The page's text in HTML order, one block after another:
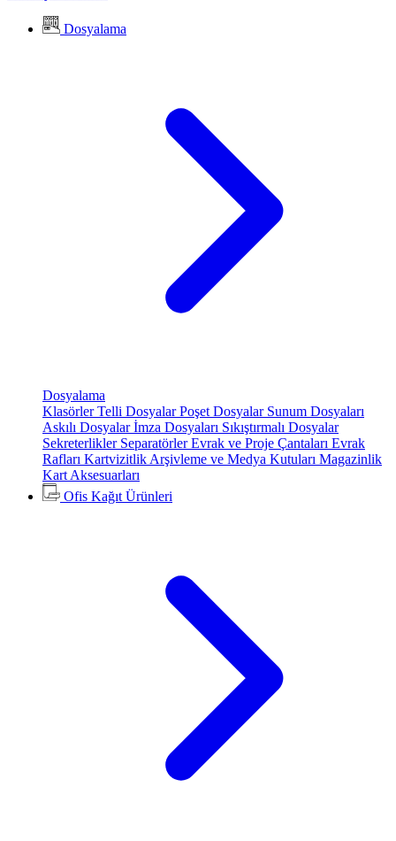
Dosyalama
Dosyalama
KlasörlerTelli DosyalarPoşet Dosyalar Sunum Dosyaları
Askılı Dosyalarİmza Dosyaları Sıkıştırmalı Dosyalar
Sekreterlikler SeparatörlerEvrak ve Proje Çantaları Evrak
Rafları Kartvizitlik Arşivleme ve Medya Kutuları Magazinlik
Kart Aksesuarları
Ofis Kağıt Ürünleri